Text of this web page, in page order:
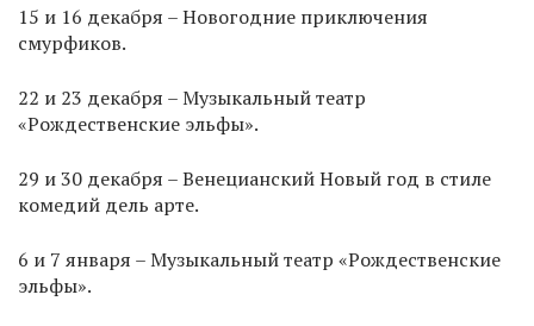
15 и 16 декабря – Новогодние приключения
смурфиков.
22 и 23 декабря – Музыкальный театр
«Рождественские эльфы».
29 и 30 декабря – Венецианский Новый год в стиле
комедий дель арте.
6 и 7 января – Музыкальный театр «Рождественские
эльфы».